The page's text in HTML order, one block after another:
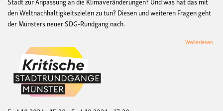
den Weltnachhaltigkeitszielen zu tun? Diesen und weiteren Fragen geht
der Münsters neuer SDG-Rundgang nach.
Weiterlesen